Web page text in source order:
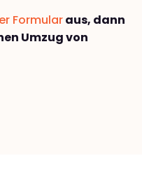
Formularaus, dann
Umzug von